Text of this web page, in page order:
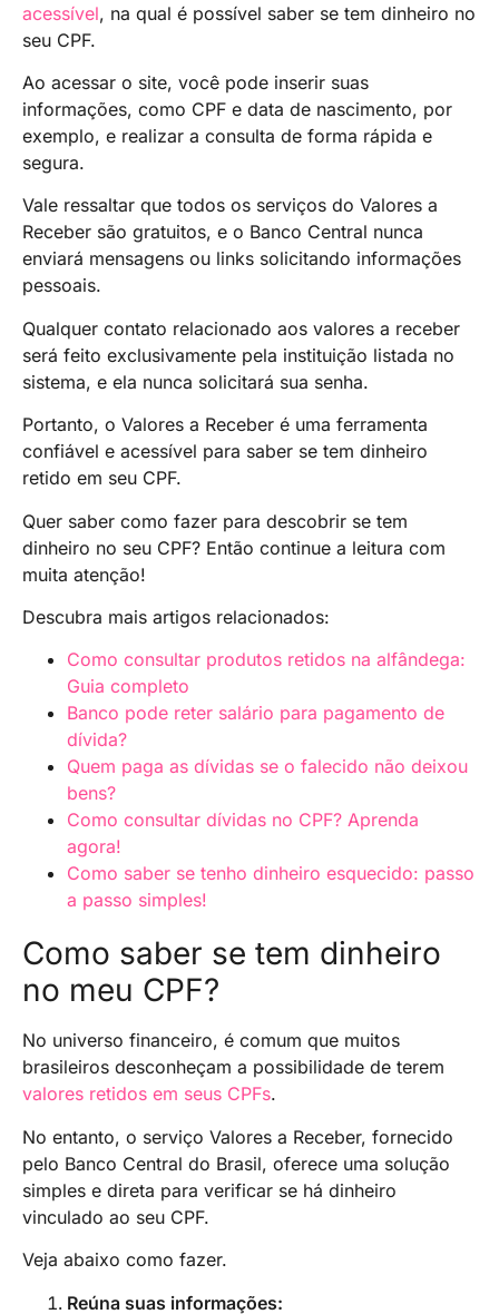
acessível, na qual é possível saber se tem dinheiro no
seu CPF.
Ao acessar o site, você pode inserir suas
informações, como CPF e data de nascimento, por
exemplo, e realizar a consulta de forma rápida e
segura.
Vale ressaltar que todos os serviços do Valores a
Receber são gratuitos, e o Banco Central nunca
enviará mensagens ou links solicitando informações
pessoais.
Qualquer contato relacionado aos valores a receber
será feito exclusivamente pela instituição listada no
sistema, e ela nunca solicitará sua senha.
Portanto, o Valores a Receber é uma ferramenta
confiável e acessível para saber se tem dinheiro
retido em seu CPF.
Quer saber como fazer para descobrir se tem
dinheiro no seu CPF? Então continue a leitura com
muita atenção!
Descubra mais artigos relacionados:
Como consultar produtos retidos na alfândega:
Guia completo
Banco pode reter salário para pagamento de
dívida?
Quem paga as dívidas se o falecido não deixou
bens?
Como consultar dívidas no CPF? Aprenda
agora!
Como saber se tenho dinheiro esquecido: passo
a passo simples!
Como saber se tem dinheiro
no meu CPF?
No universo financeiro, é comum que muitos
brasileiros desconheçam a possibilidade de terem
valores retidos em seus CPFs.
No entanto, o serviço Valores a Receber, fornecido
pelo Banco Central do Brasil, oferece uma solução
simples e direta para verificar se há dinheiro
vinculado ao seu CPF.
Veja abaixo como fazer.
Reúna suas informações: